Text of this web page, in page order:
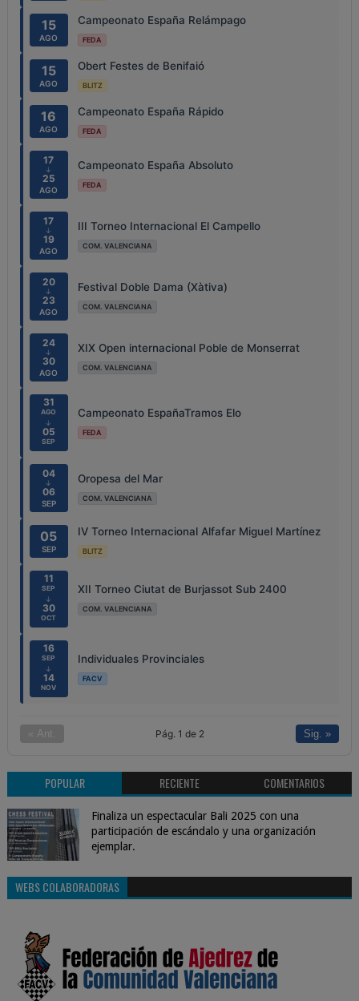
15
AGO
Campeonato España Relámpago
FEDA
15
AGO
Obert Festes de Benifaió
BLITZ
16
AGO
Campeonato España Rápido
FEDA
17
↓
25
AGO
Campeonato España Absoluto
FEDA
17
↓
19
AGO
III Torneo Internacional El Campello
COM. VALENCIANA
20
↓
23
AGO
Festival Doble Dama (Xàtiva)
COM. VALENCIANA
24
↓
30
AGO
XIX Open internacional Poble de Monserrat
COM. VALENCIANA
31
AGO
↓
05
SEP
Campeonato EspañaTramos Elo
FEDA
04
↓
06
SEP
Oropesa del Mar
COM. VALENCIANA
05
SEP
IV Torneo Internacional Alfafar Miguel Martínez
BLITZ
11
SEP
↓
30
OCT
XII Torneo Ciutat de Burjassot Sub 2400
COM. VALENCIANA
16
SEP
↓
14
NOV
Individuales Provinciales
FACV
« Ant. Pág. 1 de 2 Sig. »
POPULAR RECIENTE COMENTARIOS
Finaliza un espectacular Bali 2025 con una
participación de escándalo y una organización
ejemplar.
WEBS COLABORADORAS